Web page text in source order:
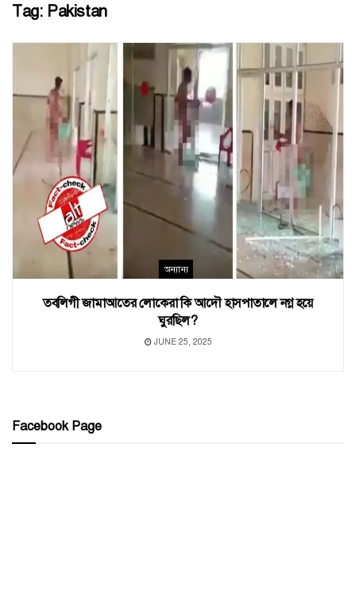
Tag: Pakistan
অন্যান্য
তবলিগী জামাআতের লোকেরা কি আদৌ হাসপাতালে নগ্ন হয়ে
ঘুরছিল?
JUNE 25, 2025
Facebook Page